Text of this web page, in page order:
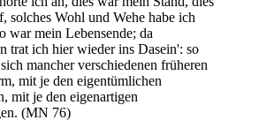
solches Wohl und Wehe habe ich
war mein Lebensende; da
trat ich hier wieder ins Dasein': so
mancher verschiedenen früheren
mit je den eigentümlichen
mit je den eigenartigen
(MN 76)